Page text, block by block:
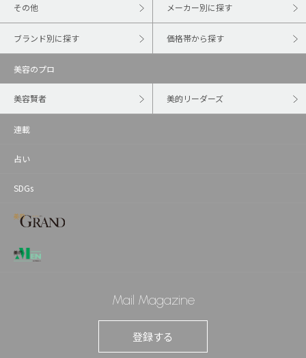
その他 メーカー別に探す
ブランド別に探す 価格帯から探す
美容のプロ
美容賢者 美的リーダーズ
連載
占い
SDGs
Mail Magazine
登録する